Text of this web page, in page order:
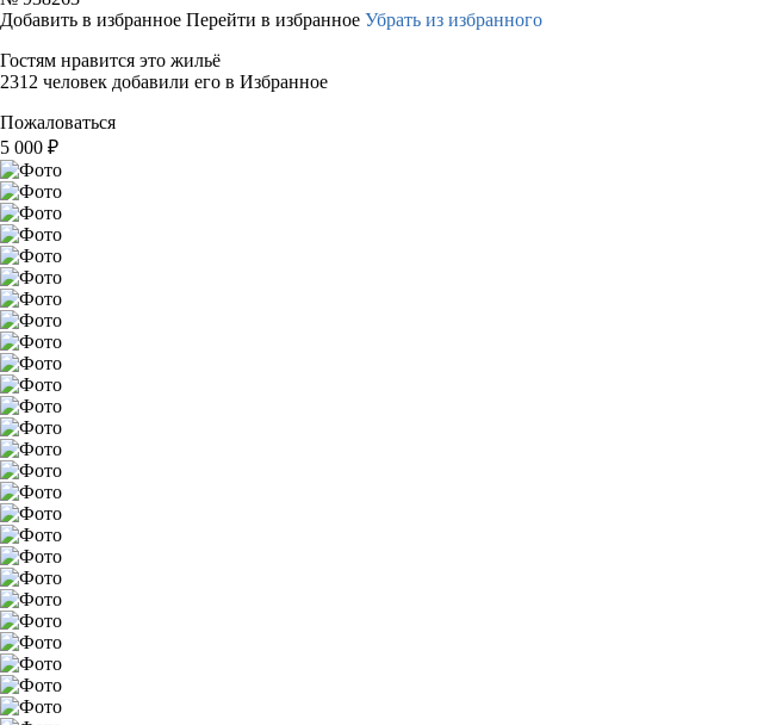
Добавить в избранное Перейти в избранное Убрать из избранного
Гостям нравится это жильё
2312 человек добавили его в Избранное
Пожаловаться
5 000 ₽